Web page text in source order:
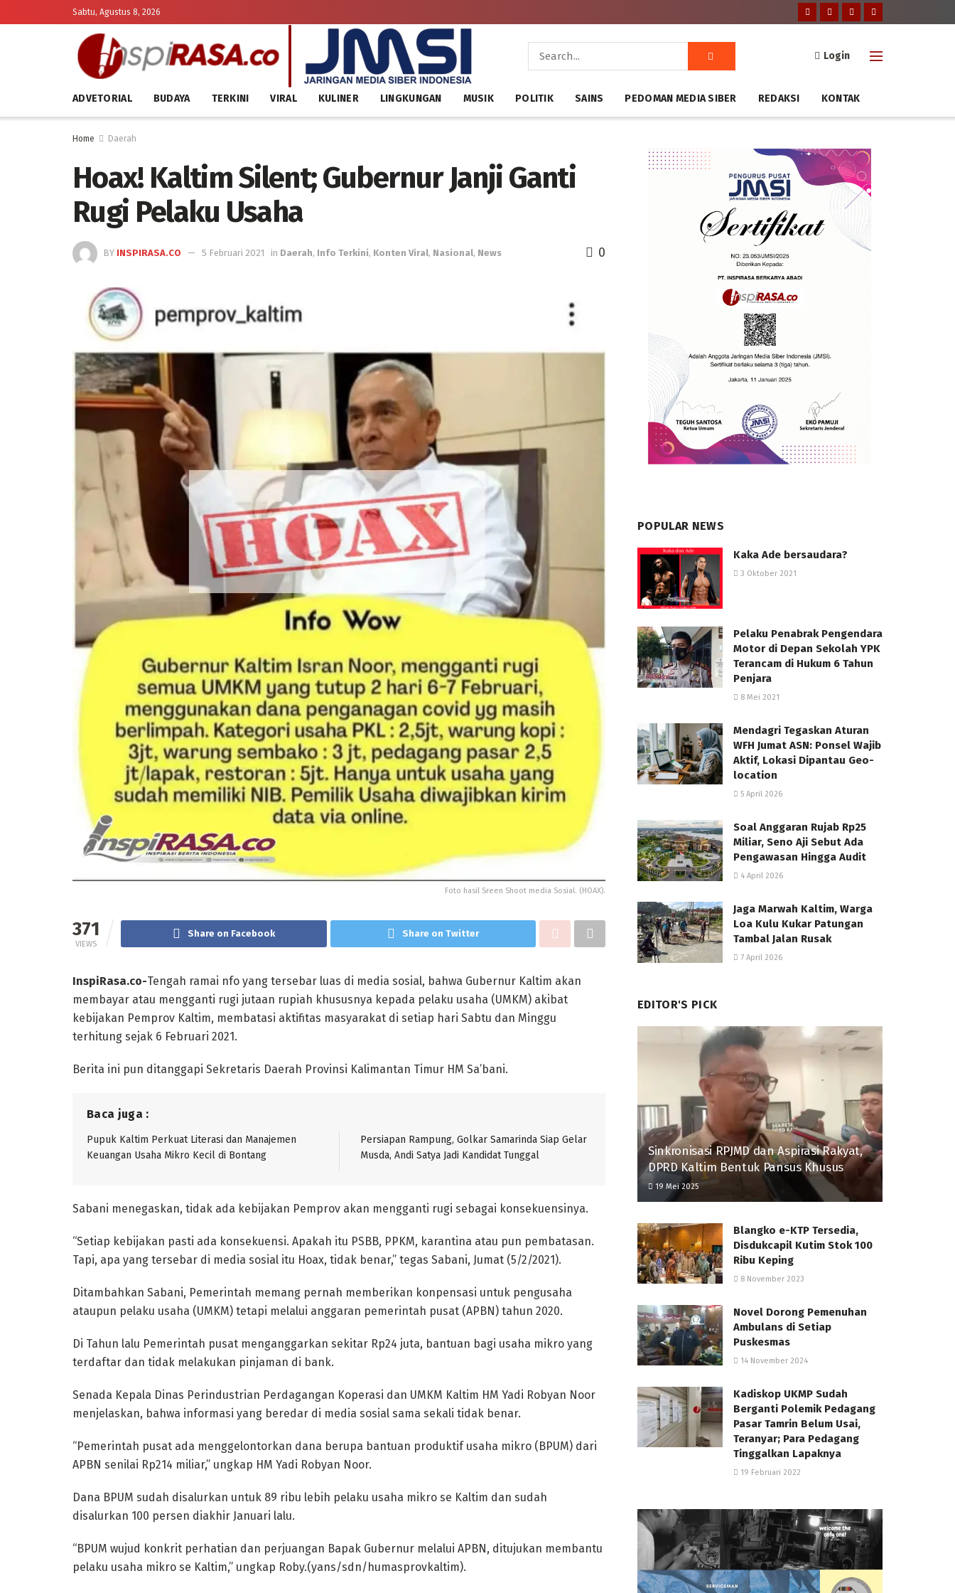
Sabtu, Agustus 8, 2026
Login
ADVETORIAL BUDAYA TERKINI VIRAL KULINER LINGKUNGAN MUSIK POLITIK SAINS PEDOMAN MEDIA SIBER REDAKSI KONTAK
Home Daerah
Hoax! Kaltim Silent; Gubernur Janji Ganti
Rugi Pelaku Usaha
BY INSPIRASA.CO 5 Februari 2021 in Daerah, Info Terkini, Konten Viral, Nasional, News 0
Foto hasil Sreen Shoot media Sosial. (HOAX).
371
VIEWS
Share on Facebook Share on Twitter
InspiRasa.co-Tengah ramai nfo yang tersebar luas di media sosial, bahwa Gubernur Kaltim akan
membayar atau mengganti rugi jutaan rupiah khususnya kepada pelaku usaha (UMKM) akibat
kebijakan Pemprov Kaltim, membatasi aktifitas masyarakat di setiap hari Sabtu dan Minggu
terhitung sejak 6 Februari 2021.
Berita ini pun ditanggapi Sekretaris Daerah Provinsi Kalimantan Timur HM Sa’bani.
Baca juga :
Pupuk Kaltim Perkuat Literasi dan Manajemen
Keuangan Usaha Mikro Kecil di Bontang
Persiapan Rampung, Golkar Samarinda Siap Gelar
Musda, Andi Satya Jadi Kandidat Tunggal
Sabani menegaskan, tidak ada kebijakan Pemprov akan mengganti rugi sebagai konsekuensinya.
“Setiap kebijakan pasti ada konsekuensi. Apakah itu PSBB, PPKM, karantina atau pun pembatasan.
Tapi, apa yang tersebar di media sosial itu Hoax, tidak benar,” tegas Sabani, Jumat (5/2/2021).
Ditambahkan Sabani, Pemerintah memang pernah memberikan konpensasi untuk pengusaha
ataupun pelaku usaha (UMKM) tetapi melalui anggaran pemerintah pusat (APBN) tahun 2020.
Di Tahun lalu Pemerintah pusat menganggarkan sekitar Rp24 juta, bantuan bagi usaha mikro yang
terdaftar dan tidak melakukan pinjaman di bank.
Senada Kepala Dinas Perindustrian Perdagangan Koperasi dan UMKM Kaltim HM Yadi Robyan Noor
menjelaskan, bahwa informasi yang beredar di media sosial sama sekali tidak benar.
“Pemerintah pusat ada menggelontorkan dana berupa bantuan produktif usaha mikro (BPUM) dari
APBN senilai Rp214 miliar,” ungkap HM Yadi Robyan Noor.
Dana BPUM sudah disalurkan untuk 89 ribu lebih pelaku usaha mikro se Kaltim dan sudah
disalurkan 100 persen diakhir Januari lalu.
“BPUM wujud konkrit perhatian dan perjuangan Bapak Gubernur melalui APBN, ditujukan membantu
pelaku usaha mikro se Kaltim,” ungkap Roby.(yans/sdn/humasprovkaltim).
POPULAR NEWS
Kaka Ade bersaudara?
3 Oktober 2021
Pelaku Penabrak Pengendara
Motor di Depan Sekolah YPK
Terancam di Hukum 6 Tahun
Penjara
8 Mei 2021
Mendagri Tegaskan Aturan
WFH Jumat ASN: Ponsel Wajib
Aktif, Lokasi Dipantau Geo-
location
5 April 2026
Soal Anggaran Rujab Rp25
Miliar, Seno Aji Sebut Ada
Pengawasan Hingga Audit
4 April 2026
Jaga Marwah Kaltim, Warga
Loa Kulu Kukar Patungan
Tambal Jalan Rusak
7 April 2026
EDITOR'S PICK
Sinkronisasi RPJMD dan Aspirasi Rakyat,
DPRD Kaltim Bentuk Pansus Khusus
19 Mei 2025
Blangko e-KTP Tersedia,
Disdukcapil Kutim Stok 100
Ribu Keping
8 November 2023
Novel Dorong Pemenuhan
Ambulans di Setiap
Puskesmas
14 November 2024
Kadiskop UKMP Sudah
Berganti Polemik Pedagang
Pasar Tamrin Belum Usai,
Teranyar; Para Pedagang
Tinggalkan Lapaknya
19 Februari 2022